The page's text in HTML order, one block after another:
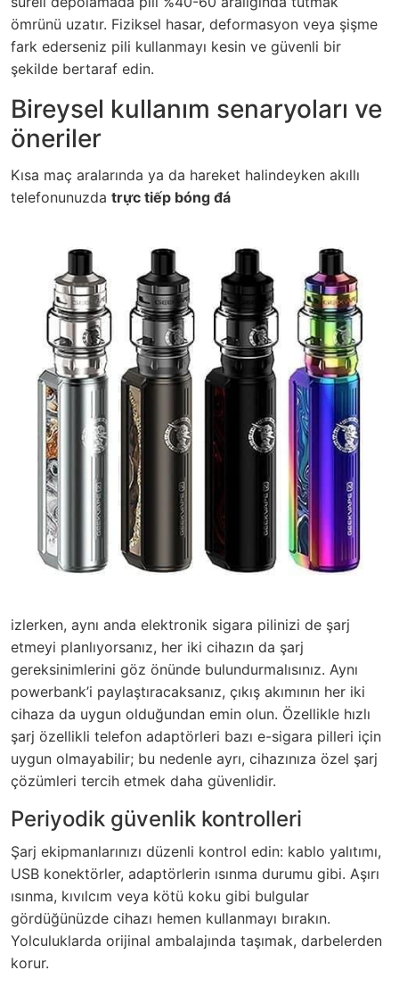
ömrünü uzatır. Fiziksel hasar, deformasyon veya şişme
fark ederseniz pili kullanmayı kesin ve güvenli bir
şekilde bertaraf edin.
Bireysel kullanım senaryoları ve
öneriler
Kısa maç aralarında ya da hareket halindeyken akıllı
telefonunuzda trực tiếp bóng đá
izlerken, aynı anda elektronik sigara pilinizi de şarj
etmeyi planlıyorsanız, her iki cihazın da şarj
gereksinimlerini göz önünde bulundurmalısınız. Aynı
powerbank’i paylaştıracaksanız, çıkış akımının her iki
cihaza da uygun olduğundan emin olun. Özellikle hızlı
şarj özellikli telefon adaptörleri bazı e-sigara pilleri için
uygun olmayabilir; bu nedenle ayrı, cihazınıza özel şarj
çözümleri tercih etmek daha güvenlidir.
Periyodik güvenlik kontrolleri
Şarj ekipmanlarınızı düzenli kontrol edin: kablo yalıtımı,
USB konektörler, adaptörlerin ısınma durumu gibi. Aşırı
ısınma, kıvılcım veya kötü koku gibi bulgular
gördüğünüzde cihazı hemen kullanmayı bırakın.
Yolculuklarda orijinal ambalajında taşımak, darbelerden
korur.